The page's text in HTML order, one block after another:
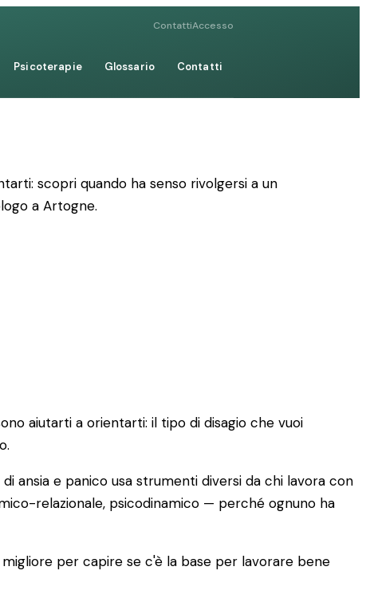
ContattiAccesso
Psicoterapie Glossario Contatti
scopri quando ha senso rivolgersi a un
a Artogne.
aiutarti a orientarti: il tipo di disagio che vuoi
ansia e panico usa strumenti diversi da chi lavora con
relazionale, psicodinamico — perché ognuno ha
per capire se c'è la base per lavorare bene